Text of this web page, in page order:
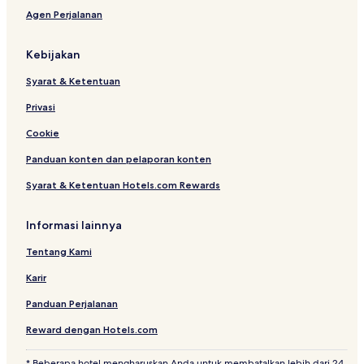
h
o
m
s
Agen Perjalanan
Kebijakan
Syarat & Ketentuan
Privasi
Cookie
Panduan konten dan pelaporan konten
Syarat & Ketentuan Hotels.com Rewards
Informasi lainnya
Tentang Kami
Karir
Panduan Perjalanan
Reward dengan Hotels.com